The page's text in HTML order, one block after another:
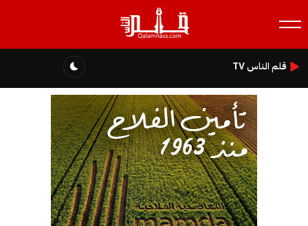
قلم الناس TV